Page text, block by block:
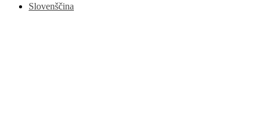
Slovenščina